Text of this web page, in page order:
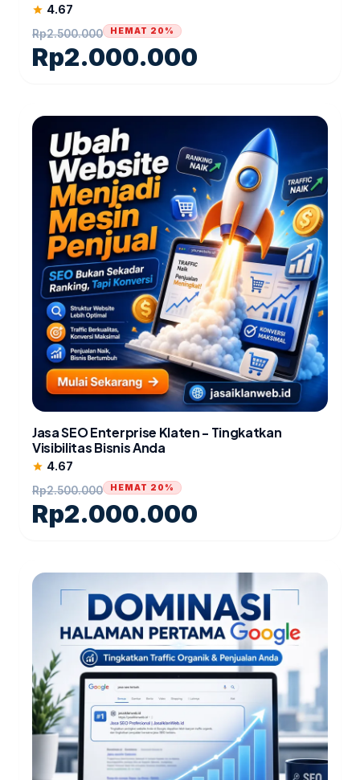
star 4.67
Rp2.500.000
Rp2.000.000
HEMAT 20%
Jasa SEO Enterprise Klaten - Tingkatkan
Visibilitas Bisnis Anda
star 4.67
Rp2.500.000
Rp2.000.000
HEMAT 20%